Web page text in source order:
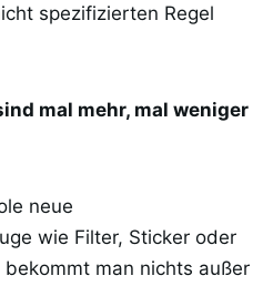
spezifizierten Regel
mal mehr, mal weniger
neue
wie Filter, Sticker oder
man nichts außer